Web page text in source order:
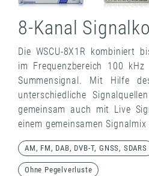
8-Kanal
Die WSCU-8X1R kombiniert
im Frequenzbereich 100
Summensignal. Mit Hilfe
unterschiedliche
gemeinsam auch mit Live
einem gemeinsamen
AM, FM, DAB, DVB-T, GNSS, SDARS
Ohne Pegelverluste